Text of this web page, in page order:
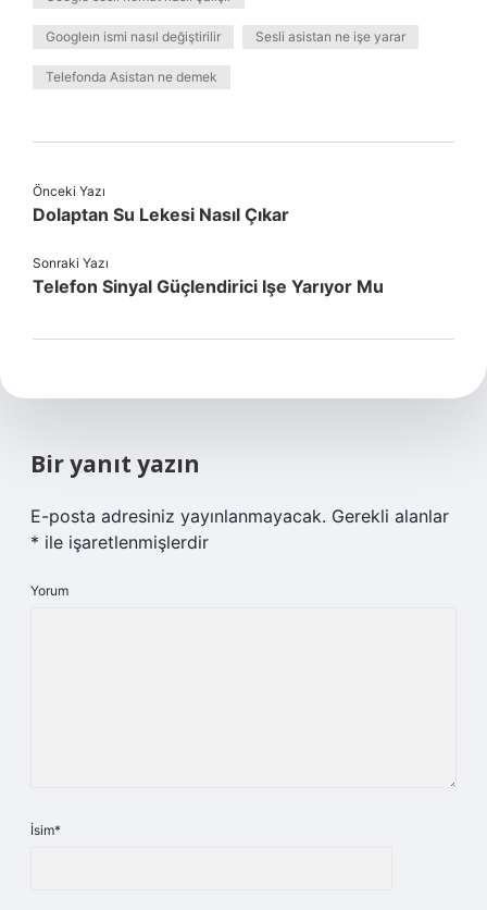
Googleın ismi nasıl değiştirilir Sesli asistan ne işe yarar
Telefonda Asistan ne demek
Önceki Yazı
Dolaptan Su Lekesi Nasıl Çıkar
Sonraki Yazı
Telefon Sinyal Güçlendirici Işe Yarıyor Mu
Bir yanıt yazın
E-posta adresiniz yayınlanmayacak. Gerekli alanlar
* ile işaretlenmişlerdir
Yorum
İsim*